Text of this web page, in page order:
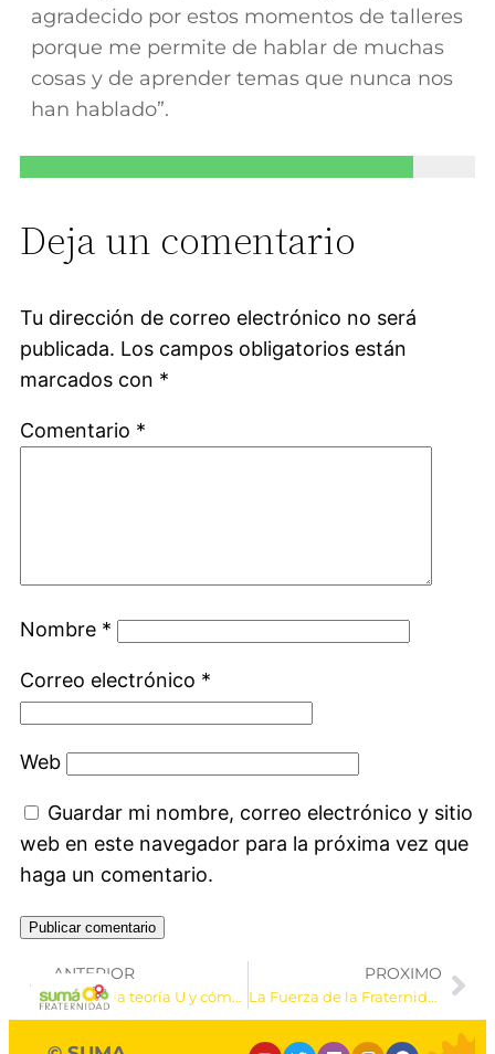
agradecido por estos momentos de talleres
porque me permite de hablar de muchas
cosas y de aprender temas que nunca nos
han hablado”.
Deja un comentario
Tu dirección de correo electrónico no será
publicada. Los campos obligatorios están
marcados con *
Comentario *
Nombre *
Correo electrónico *
Web
Guardar mi nombre, correo electrónico y sitio
web en este navegador para la próxima vez que
haga un comentario.
ANTERIOR
¿Qué es la teoría U y cómo puede ayudar a liderar una organización?
PROXIMO
La Fuerza de la Fraternidad: Experiencias y Compromisos desde Uniredes y Genfest